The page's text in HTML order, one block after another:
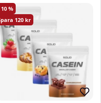
10
120